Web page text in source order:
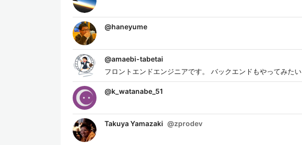
@haneyume
@amaebi-tabetai
フロントエンドエンジニアです。 バックエンドもやってみたい
@k_watanabe_51
Takuya Yamazaki @zprodev